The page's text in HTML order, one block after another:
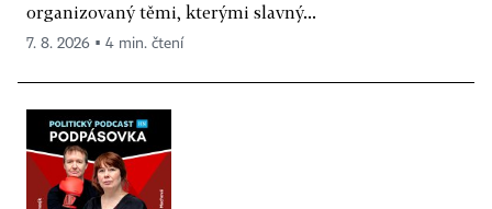
organizovaný těmi, kterými slavný...
7. 8. 2026 ▪ 4 min. čtení